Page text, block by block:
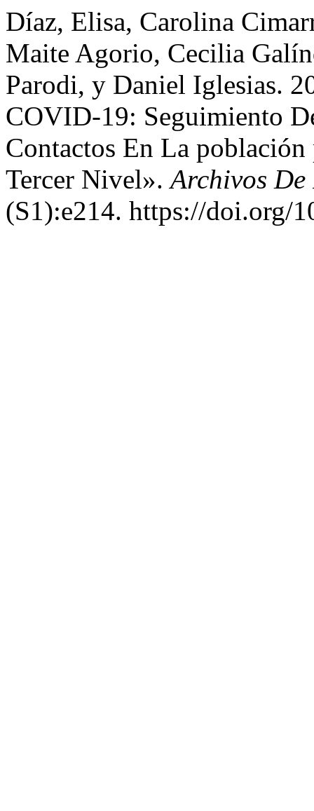
Díaz, Elisa, Carolina
Maite Agorio, Cecilia
Parodi, y Daniel Iglesias.
COVID-19: Seguimiento
Contactos En La
Tercer Nivel».Archivos
(S1):e214. https://doi.org/